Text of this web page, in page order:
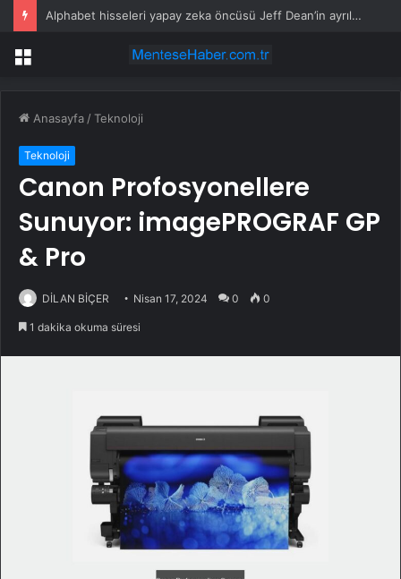
Alphabet hisseleri yapay zeka öncüsü Jeff Dean’in ayrılmasıyla %5 düştü
Menü
Anasayfa /Teknoloji
Teknoloji
Canon Profosyonellere
Sunuyor: imagePROGRAF GP
& Pro
DİLAN BİÇER Nisan 17, 2024 0 0
1 dakika okuma süresi